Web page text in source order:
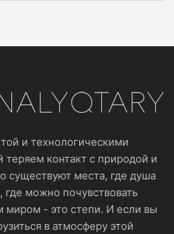
и технологическими
контакт с природой и
существуют места, где душа
можно почувствовать
- это степи. И если вы
в атмосферу этой